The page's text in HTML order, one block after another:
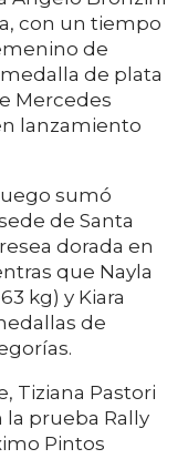
con un tiempo
de
de plata
Mercedes
lanzamiento
sumó
de Santa
dorada en
que Nayla
kg) y Kiara
de
Tiziana Pastori
prueba Rally
Pintos